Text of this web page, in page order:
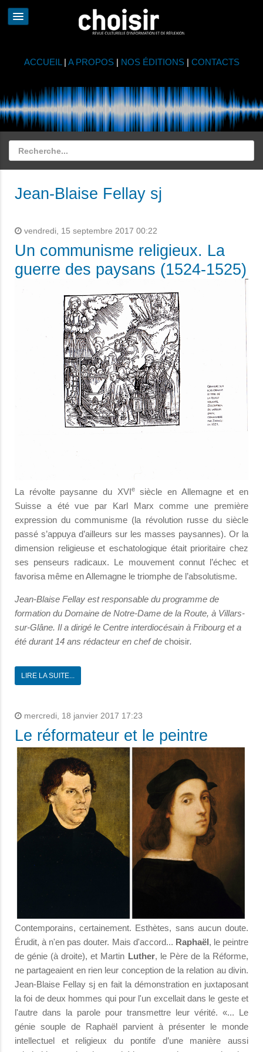
ACCUEIL | A PROPOS| NOS ÉDITIONS| CONTACTS
Jean-Blaise Fellay sj
vendredi, 15 septembre 2017 00:22
Un communisme religieux. La
guerre des paysans (1524-1525)
La révolte paysanne du XVIesiècle en Allemagne et en
Suisse a été vue par Karl Marx comme une première
expression du communisme (la révolution russe du siècle
passé s’appuya d’ailleurs sur les masses paysannes). Or la
dimension religieuse et eschatologique était prioritaire chez
ses penseurs radicaux. Le mouvement connut l’échec et
favorisa même en Allemagne le triomphe de l’absolutisme.
Jean-Blaise Fellay est responsable du programme de
formation du Domaine de Notre-Dame de la Route, à Villars-
sur-Glâne. Il a dirigé le Centre interdiocésain à Fribourg et a
été durant 14 ans rédacteur en chef de choisir.
LIRE LA SUITE...
mercredi, 18 janvier 2017 17:23
Le réformateur et le peintre
Contemporains, certainement. Esthètes, sans aucun doute.
Érudit, à n'en pas douter. Mais d'accord... Raphaël, le peintre
de génie (à droite), et Martin Luther, le Père de la Réforme,
ne partageaient en rien leur conception de la relation au divin.
Jean-Blaise Fellay sj en fait la démonstration en juxtaposant
la foi de deux hommes qui pour l'un excellait dans le geste et
l'autre dans la parole pour transmettre leur vérité. «... Le
génie souple de Raphaël parvient à présenter le monde
intellectuel et religieux du pontife d’une manière aussi